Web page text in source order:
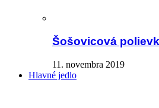
Šošovicová
11. novembra 2019
Hlavné jedlo